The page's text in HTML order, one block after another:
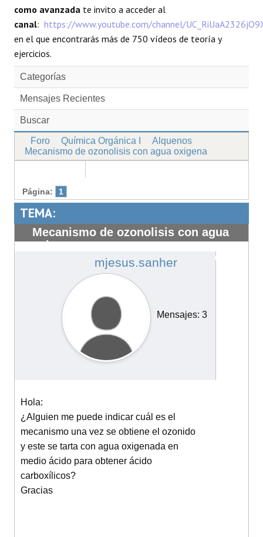
como avanzada te invito a acceder al
canal: https://www.youtube.com/channel/
en el que encontrarás más de 750 vídeos de teoría y
ejercicios.
Categorías
Mensajes Recientes
Buscar
Foro Química Orgánica I
Alquenos
Mecanismo de ozonolisis con agua oxigena
Página: 1
TEMA:
Mecanismo de ozonolisis con agua
oxigena
#12088
mjesus.sanher
Mensajes: 3
Hola:
¿Alguien me puede indicar cuál es el
mecanismo una vez se obtiene el ozonido
y este se tarta con agua oxigenada en
medio ácido para obtener ácido
carboxílicos?
Gracias